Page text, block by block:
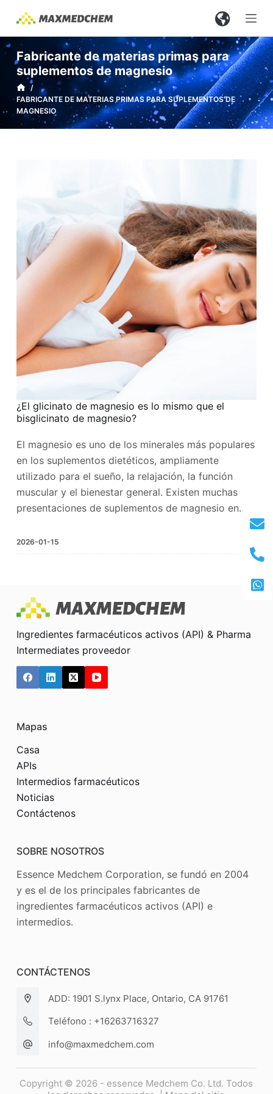
t
a
a
Fabricante de materias primas para
suplementos de magnesio
/
FABRICANTE DE MATERIAS PRIMAS PARA SUPLEMENTOS DE
MAGNESIO
¿El glicinato de magnesio es lo mismo que el
bisglicinato de magnesio?
El magnesio es uno de los minerales más populares
en los suplementos dietéticos, ampliamente
utilizado para el sueño, la relajación, la función
muscular y el bienestar general. Existen muchas
presentaciones de suplementos de magnesio en…
2026-01-15
Ingredientes farmacéuticos activos (API) & Pharma
Intermediates proveedor
Mapas
Casa
APIs
Intermedios farmacéuticos
Noticias
Contáctenos
SOBRE NOSOTROS
Essence Medchem Corporation, se fundó en 2004
y es el de los principales fabricantes de
ingredientes farmacéuticos activos (API) e
intermedios.
CONTÁCTENOS
ADD: 1901 S.lynx Place, Ontario, CA 91761
Teléfono : +16263716327
info@maxmedchem.com
Copyright © 2026 - essence Medchem Co. Ltd. Todos